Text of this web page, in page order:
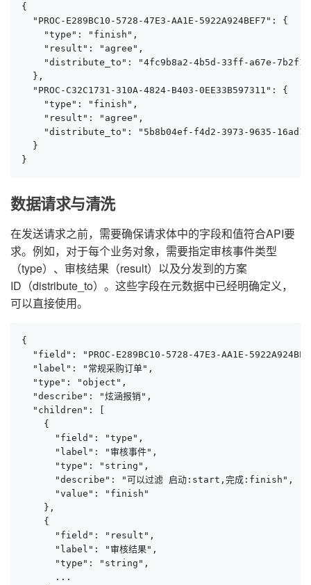
{
  "PROC-E289BC10-5728-47E3-AA1E-5922A924BEF7": {
    "type": "finish",
    "result": "agree",
"distribute_to": "4fc9b8a2-4b5d-33ff-a67e-
  },
  "PROC-C32C1731-310A-4824-B403-0EE33B597311": {
    "type": "finish",
    "result": "agree",
"distribute_to": "5b8b04ef-f4d2-3973-9635-
  }
}
数据请求与清洗
在发送请求之前，需要确保请求体中的字段和值符合API要
求。例如，对于每个业务对象，需要指定审核事件类型
（type）、审核结果（result）以及分发到的方案
ID（distribute_to）。这些字段在元数据中已经明确定义，
可以直接使用。
{
"field": "PROC-E289BC10-5728-47E3-AA1E-
  "label": "常规采购订单",
  "type": "object",
  "describe": "炫涵报销",
  "children": [
    {
      "field": "type",
      "label": "审核事件",
      "type": "string",
      "describe": "可以过滤 启动:start,完成:finish",
      "value": "finish"
    },
    {
      "field": "result",
      "label": "审核结果",
      "type": "string",
      ...